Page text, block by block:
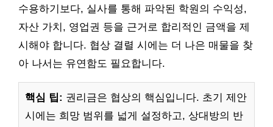
수용하기보다, 실사를 통해 파악된 학원의 수익성,
자산 가치, 영업권 등을 근거로 합리적인 금액을 제
시해야 합니다. 협상 결렬 시에는 더 나은 매물을 찾
아 나서는 유연함도 필요합니다.
핵심 팁: 권리금은 협상의 핵심입니다. 초기 제안
시에는 희망 범위를 넓게 설정하고, 상대방의 반